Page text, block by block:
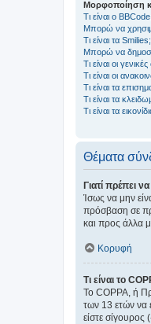
Μορφοποίηση
Τι είναι ο BBCode;
Μπορώ να
Τι είναι τα Smilies;
Μπορώ να
Τι είναι οι
Τι είναι οι
Τι είναι τα
Τι είναι τα
Τι είναι τα
Θέματα
Γιατί πρέπει
Ίσως να μην
πρόσβαση σε
και προς άλλα
Κορυφή
Τι είναι το
Το COPPA, ή
των 13 ετών να
είστε